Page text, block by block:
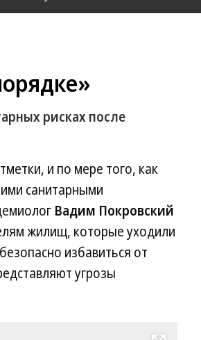
рисках после
и по мере того, как
санитарными
Вадим Покровский
жилищ, которые уходили
избавиться от
угрозы